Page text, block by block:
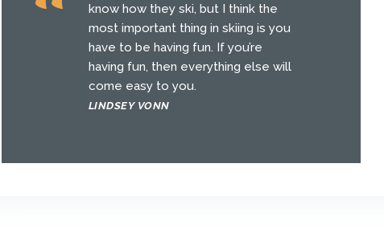
know how they ski, but I think the
most important thing in skiing is you
have to be having fun. If you’re
having fun, then everything else will
come easy to you.
LINDSEY VONN